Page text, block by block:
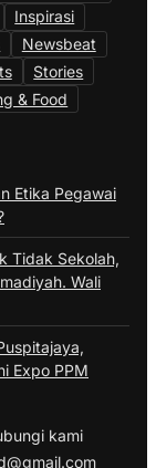
Inspirasi
Newsbeat
Stories
& Food
Etika Pegawai
Tidak Sekolah,
Wali
Expo PPM
kami